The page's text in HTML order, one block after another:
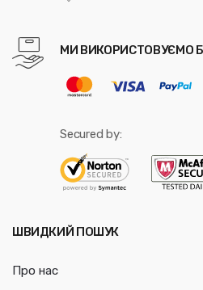
МИ ВИКОРИСТОВУЄМО
Secured by:
ШВИДКИЙ ПОШУК
Про нас